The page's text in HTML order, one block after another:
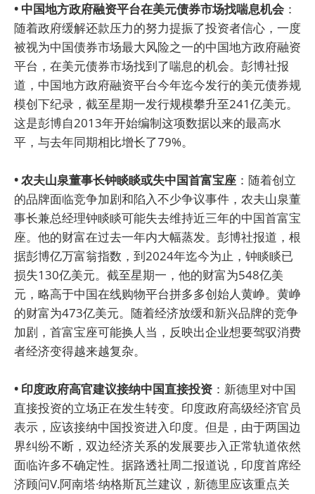
• 中国地方政府融资平台在美元债券市场找喘息机会 ：
随着政府缓解还款压力的努力提振了投资者信心，一度
被视为中国债券市场最大风险之一的中国地方政府融资
平台，在美元债券市场找到了喘息的机会。彭博社报
道，中国地方政府融资平台今年迄今发行的美元债券规
模创下纪录，截至星期一发行规模攀升至241亿美元。
这是彭博自2013年开始编制这项数据以来的最高水
平，与去年同期相比增长了79%。
• 农夫山泉董事长钟睒睒或失中国首富宝座 ：随着创立
的品牌面临竞争加剧和陷入不少争议事件，农夫山泉董
事长兼总经理钟睒睒可能失去维持近三年的中国首富宝
座。他的财富在过去一年内大幅蒸发。彭博社报道，根
据彭博亿万富翁指数，到2024年迄今为止，钟睒睒已
损失130亿美元。截至星期一，他的财富为548亿美
元，略高于中国在线购物平台拼多多创始人黄峥。黄峥
的财富为473亿美元。随着经济放缓和新兴品牌的竞争
加剧，首富宝座可能换人当，反映出企业想要驾驭消费
者经济变得越来越复杂。
• 印度政府高官建议接纳中国直接投资 ：新德里对中国
直接投资的立场正在发生转变。印度政府高级经济官员
表示，应该接纳中国投资进入印度。但是，由于两国边
界纠纷不断，双边经济关系的发展要步入正常轨道依然
面临许多不确定性。据路透社周二报道说，印度首席经
济顾问V.阿南塔·纳格斯瓦兰建议，新德里应该重点关